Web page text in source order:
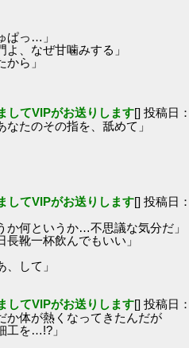
ぱっ…」
、なぜ甘噛みする」
ら」
してVIPがお送りします[] 投稿日
たのその指を、舐めて」
してVIPがお送りします[] 投稿日
か何というか…不思議な気分だ」
靴一杯飲んでもいい」
して」
してVIPがお送りします[] 投稿日
か体が熱くなってきたんだが
を…!?」